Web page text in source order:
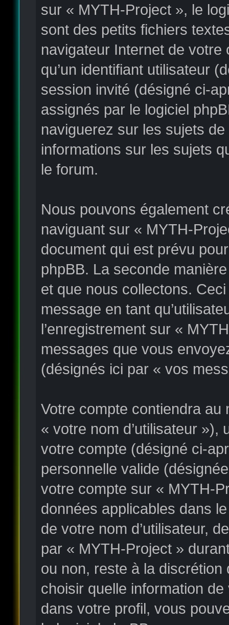
sur « MYTH-Project », le
sont des petits fichiers
navigateur Internet de
qu’un identifiant utilisateur
session invité (désigné ci-
assignés par le logiciel
naviguerez sur les sujets
informations sur les sujets
le forum.
Nous pouvons également
naviguant sur « MYTH-
document qui est prévu
phpBB. La seconde
et que nous collectons.
message en tant
l’enregistrement sur «
messages que vous
(désignés ici par « vos
Votre compte contiendra au
« votre nom d’utilisateur
votre compte (désigné ci-
personnelle valide
votre compte sur « MYTH-
données applicables dans
de votre nom d’utilisateur,
par « MYTH-Project »
ou non, reste à la
choisir quelle information
dans votre profil, vous